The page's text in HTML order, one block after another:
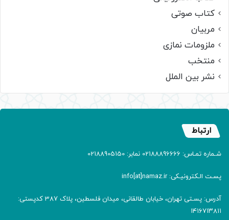
کتاب صوتی
مربیان
ملزومات نمازی
منتخب
نشر بین الملل
ارتباط
شـماره تمـاس: 02188896666 نمابر: 02188905150
پسـت الـکترونیـکی: info[at]namaz.ir
آدرس: پسـتی تهران، خیابان طالقانی، میدان فلسطین، پلاک 387 کدپستی:
۱۴۱۶۷۱۳۸۱۱